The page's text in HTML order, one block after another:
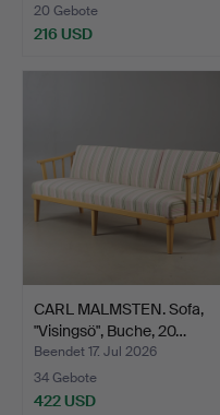
20 Gebote
216 USD
CARL MALMSTEN. Sofa,
"Visingsö", Buche, 20…
Beendet 17. Jul 2026
34 Gebote
422 USD